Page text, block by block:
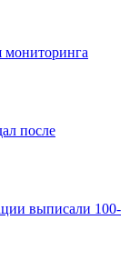
мониторинга
после
выписали 100-